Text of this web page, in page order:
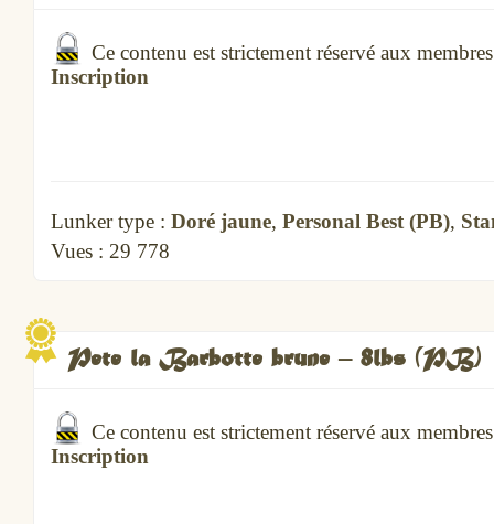
Ce contenu est strictement réservé aux
Inscription
Lunker type : Doré jaune, Personal Best (PB),
Vues : 29 778
Pete la Barbotte brune – 8lbs (PB)
Ce contenu est strictement réservé aux
Inscription